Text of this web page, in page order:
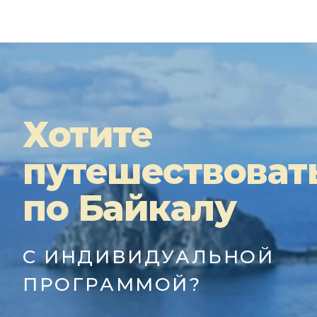
Хотите
по Байкалу
С ИНДИВИДУАЛЬНОЙ
ПРОГРАММОЙ?